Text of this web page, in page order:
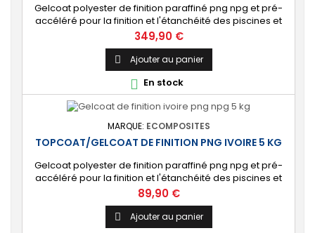
Gelcoat polyester de finition paraffiné png npg et pré-
accéléré pour la finition et l'étanchéité des piscines et
bassins. [Finition] : Fournit une couche extérieure lisse
brillante qualité immersion. [Étanche] : Étanchéifie votre
stratification résine et fibre de verre. Livré avec son
catalyseur PMEC 50 cl
Prix
349,90 €
 Ajouter au panier
 En stock
MARQUE: ECOMPOSITES
TOPCOAT/GELCOAT DE FINITION PNG IVOIRE 5 KG
Gelcoat polyester de finition paraffiné png npg et pré-
accéléré pour la finition et l'étanchéité des piscines et
bassins. [Finition] : Fournit une couche extérieure lisse
brillante qualité immersion. [Étanche] : Étanchéifie votre
stratification résine et fibre de verre. Livré avec son
catalyseur PMEC 10 cl
Prix
89,90 €
 Ajouter au panier